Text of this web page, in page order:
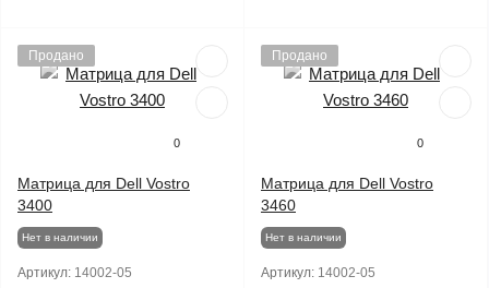
Продано
0
Матрица для Dell Vostro
3400
Нет в наличии
Артикул: 14002-05
Продано
0
Матрица для Dell Vostro
3460
Нет в наличии
Артикул: 14002-05